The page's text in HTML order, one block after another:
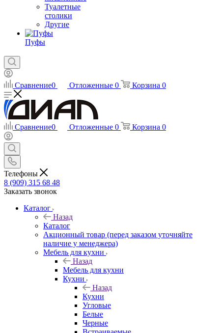
Туалетные
столики
Другие
Пуфы
Сравнение0 Отложенные 0 Корзина 0
Сравнение0 Отложенные 0 Корзина 0
Телефоны
8 (909) 315 68 48
Заказать звонок
Каталог
Назад
Каталог
Акционный товар (перед заказом уточняйте
наличие у менеджера)
Мебель для кухни
Назад
Мебель для кухни
Кухни
Назад
Кухни
Угловые
Белые
Черные